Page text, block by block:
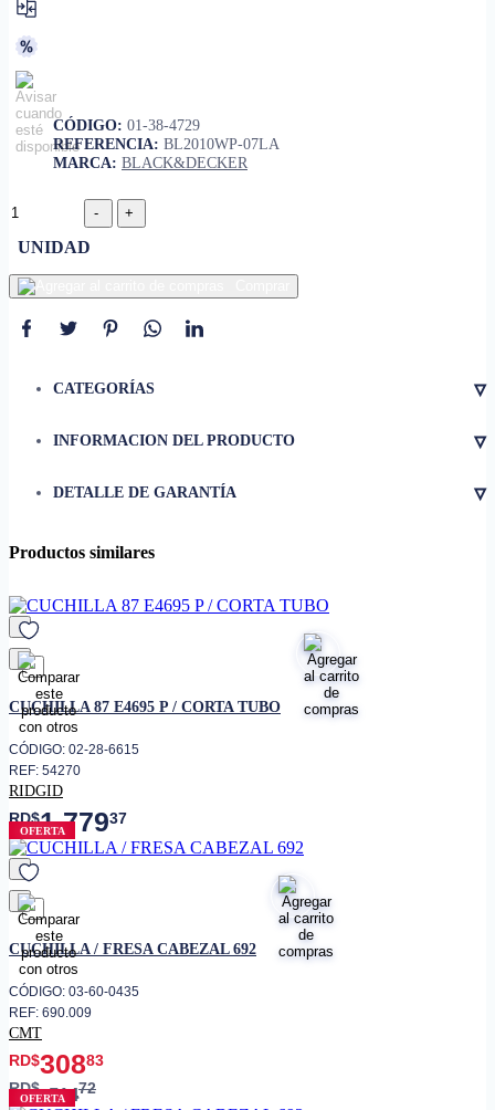
CÓDIGO: 01-38-4729
REFERENCIA: BL2010WP-07LA
MARCA: BLACK&DECKER
UNIDAD
CATEGORÍAS ▿
INFORMACION DEL PRODUCTO ▿
Cuatro aspas para un mejor
desempeño (QuadPro
FusionBlade™)
• Dimensiones
Aproximadamente 2.8" de alto,
2.5" de ancho y 2.8" de
fondoApto para lavaplatos: Sí
• Uso recomendado
DETALLE DE GARANTÍA ▿
Productos similares
favorito
CUCHILLA 87 E4695 P / CORTA TUBO
CÓDIGO: 02-28-6615
REF: 54270
RIDGID
RD$1,77937
OFERTA
favorito
CUCHILLA / FRESA CABEZAL 692
CÓDIGO: 03-60-0435
REF: 690.009
CMT
RD$30883
RD$51472
OFERTA